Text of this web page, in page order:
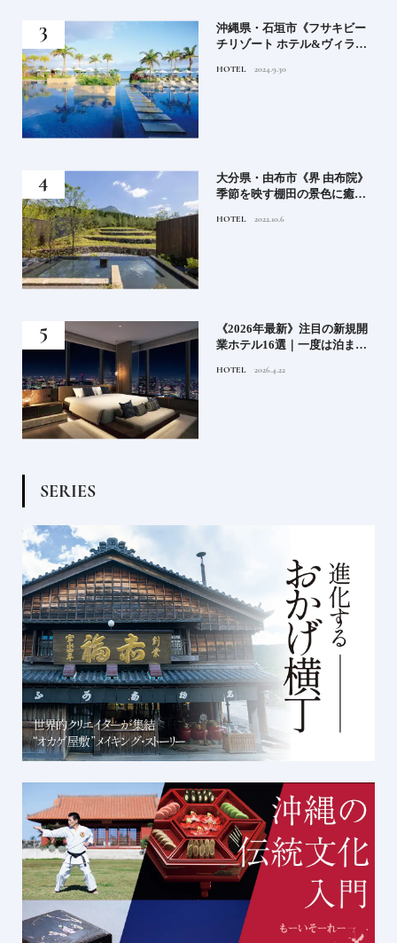
沖縄県・石垣市《フサキビー
チリゾート ホテル&ヴィラ
でゆるりと島時間を楽しむ
HOTEL 2024.9.30
大分県・由布市《界 由布院》
季節を映す棚田の景色に癒さ
HOTEL 2022.10.6
《2026年最新》注目の新規開
業ホテル16選｜一度は泊まり
ホテル
HOTEL 2026.4.22
SERIES